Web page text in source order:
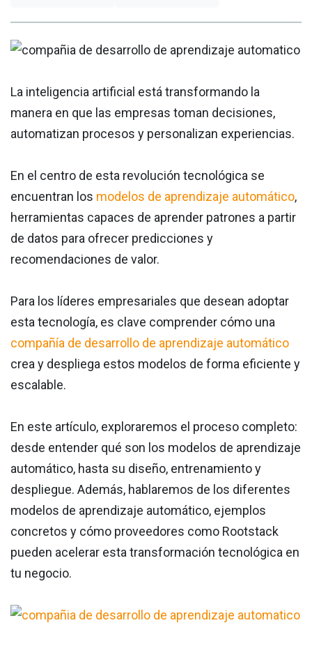
La inteligencia artificial está transformando la
manera en que las empresas toman decisiones,
automatizan procesos y personalizan experiencias.
En el centro de esta revolución tecnológica se
encuentran los modelos de aprendizaje automático,
herramientas capaces de aprender patrones a partir
de datos para ofrecer predicciones y
recomendaciones de valor.
Para los líderes empresariales que desean adoptar
esta tecnología, es clave comprender cómo una
compañía de desarrollo de aprendizaje automático
crea y despliega estos modelos de forma eficiente y
escalable.
En este artículo, exploraremos el proceso completo:
desde entender qué son los modelos de aprendizaje
automático, hasta su diseño, entrenamiento y
despliegue. Además, hablaremos de los diferentes
modelos de aprendizaje automático, ejemplos
concretos y cómo proveedores como Rootstack
pueden acelerar esta transformación tecnológica en
tu negocio.